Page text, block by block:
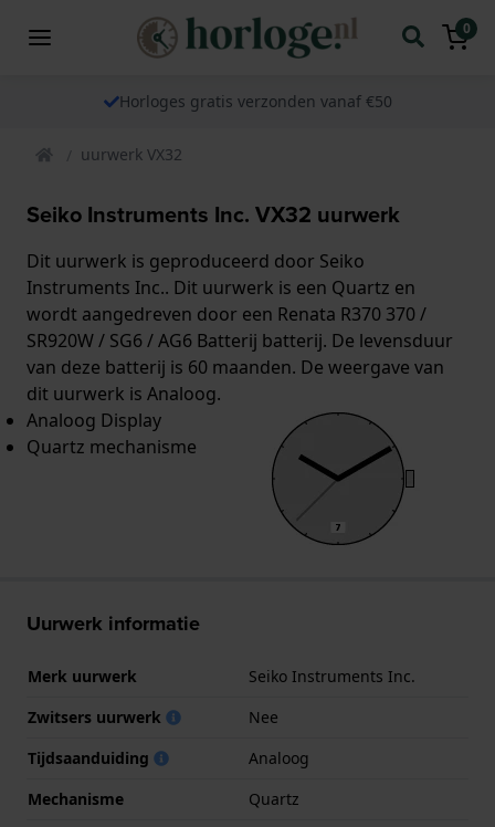
0
Horloges gratis verzonden vanaf €50
uurwerk VX32
Seiko Instruments Inc. VX32 uurwerk
Dit uurwerk is geproduceerd door Seiko
Instruments Inc.. Dit uurwerk is een Quartz en
wordt aangedreven door een Renata R370 370 /
SR920W / SG6 / AG6 Batterij batterij. De levensduur
van deze batterij is 60 maanden. De weergave van
dit uurwerk is Analoog.
Analoog Display
Quartz mechanisme
Uurwerk informatie
Merk uurwerk
Seiko Instruments Inc.
Zwitsers uurwerk
Nee
Tijdsaanduiding
Analoog
Mechanisme
Quartz